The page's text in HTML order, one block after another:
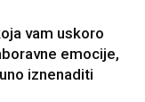
vam uskoro
emocije,
iznenaditi